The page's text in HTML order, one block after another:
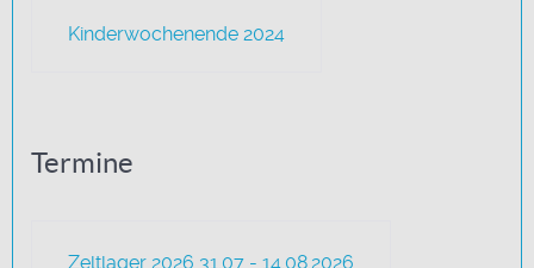
Kinderwochenende 2024
Termine
Zeltlager 2026 31.07 - 14.08.2026